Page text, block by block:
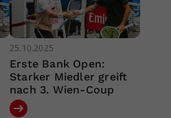
25.10.2025
Erste Bank Open:
Starker Miedler greift
nach 3. Wien-Coup